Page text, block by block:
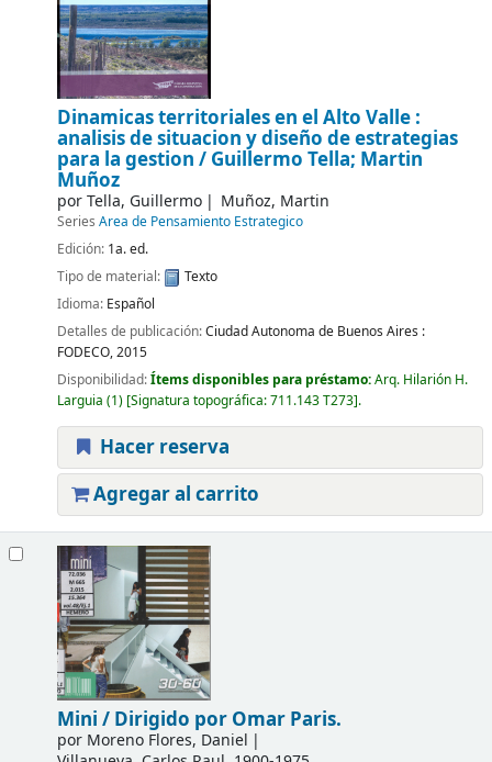
Dinamicas territoriales en el Alto Valle :
analisis de situacion y diseño de estrategias
para la gestion / Guillermo Tella; Martin
Muñoz
porTella, Guillermo Muñoz, Martin
Series Area de Pensamiento Estrategico
Edición: 1a. ed.
Tipo de material:
Texto
Idioma: Español
Detalles de publicación:Ciudad Autonoma de Buenos Aires :
FODECO,2015
Disponibilidad:Ítems disponibles para préstamo:Arq. Hilarión H.
Larguia (1) Signatura topográfica:711.143 T273 .
Hacer reserva
Agregar al carrito
Mini / Dirigido por Omar Paris.
por Moreno Flores, Daniel